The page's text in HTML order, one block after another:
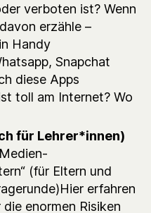
verboten ist? Wenn
erzähle –
Handy
Snapchat
diese Apps
toll am Internet? Wo
für Lehrer*innen)
(für Eltern und
erfahren
enormen Risiken